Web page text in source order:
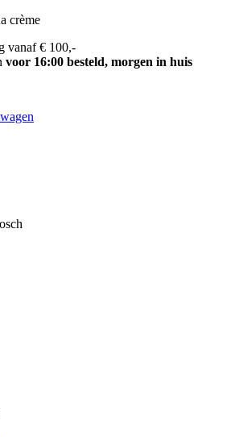
crème
vanaf € 100,-
voor 16:00 besteld, morgen in huis